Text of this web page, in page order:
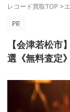
レコード買取TOP >
【会津若松市
選《無料査定》